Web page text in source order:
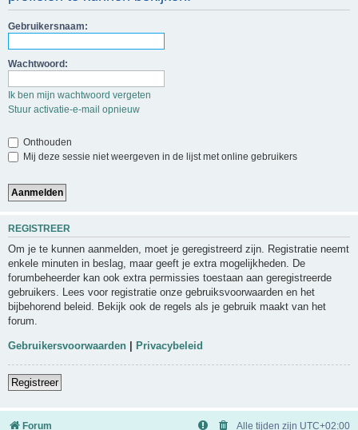
Gebruikersnaam:
Wachtwoord:
Ik ben mijn wachtwoord vergeten
Stuur activatie-e-mail opnieuw
Onthouden
Mij deze sessie niet weergeven in de lijst met online gebruikers
REGISTREER
Om je te kunnen aanmelden, moet je geregistreerd zijn. Registratie neemt
enkele minuten in beslag, maar geeft je extra mogelijkheden. De
forumbeheerder kan ook extra permissies toestaan aan geregistreerde
gebruikers. Lees voor registratie onze gebruiksvoorwaarden en het
bijbehorend beleid. Bekijk ook de regels als je gebruik maakt van het
forum.
Gebruikersvoorwaarden Privacybeleid
Registreer
Forum Alle tijden zijn UTC+02:00